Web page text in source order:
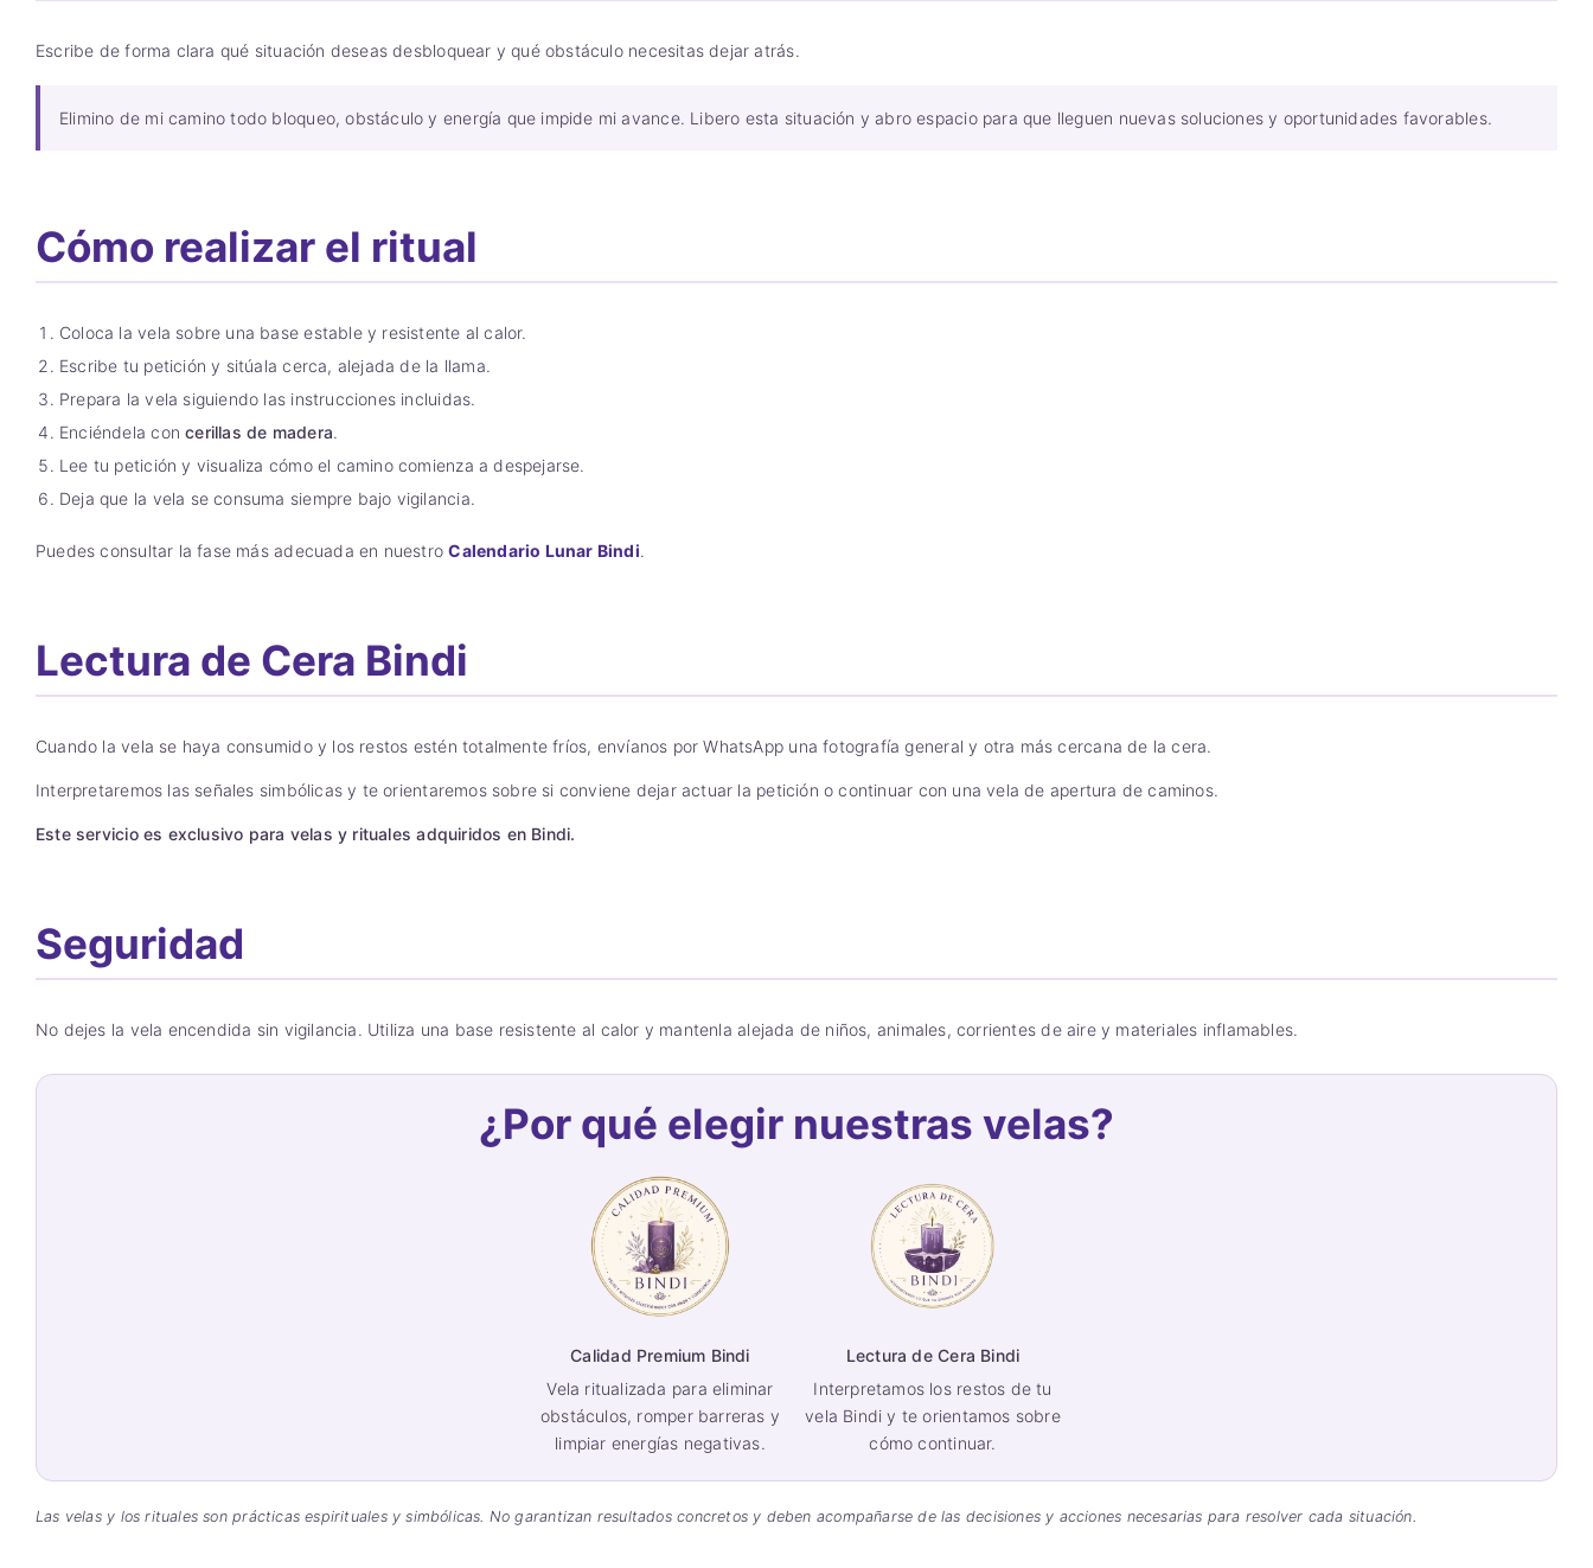
Escribe de forma clara qué situación deseas desbloquear y qué obstáculo necesitas dejar atrás.
Elimino de mi camino todo bloqueo, obstáculo y energía que impide mi avance. Libero esta situación y abro espacio para que lleguen nuevas soluciones y oportunidades favorables.
Cómo realizar el ritual
Coloca la vela sobre una base estable y resistente al calor.
Escribe tu petición y sitúala cerca, alejada de la llama.
Prepara la vela siguiendo las instrucciones incluidas.
Enciéndela concerillas de madera.
Lee tu petición y visualiza cómo el camino comienza a despejarse.
Deja que la vela se consuma siempre bajo vigilancia.
Puedes consultar la fase más adecuada en nuestroCalendario Lunar Bindi.
Lectura de Cera Bindi
Cuando la vela se haya consumido y los restos estén totalmente fríos, envíanos por WhatsApp una fotografía general y otra más cercana de la cera.
Interpretaremos las señales simbólicas y te orientaremos sobre si conviene dejar actuar la petición o continuar con una vela de apertura de caminos.
Este servicio es exclusivo para velas y rituales adquiridos en Bindi.
Seguridad
No dejes la vela encendida sin vigilancia. Utiliza una base resistente al calor y mantenla alejada de niños, animales, corrientes de aire y materiales inflamables.
¿Por qué elegir nuestras velas?
Calidad Premium Bindi
Vela ritualizada para eliminar
obstáculos, romper barreras y
limpiar energías negativas.
Lectura de Cera Bindi
Interpretamos los restos de tu
vela Bindi y te orientamos sobre
cómo continuar.
Las velas y los rituales son prácticas espirituales y simbólicas. No garantizan resultados concretos y deben acompañarse de las decisiones y acciones necesarias para resolver cada situación.